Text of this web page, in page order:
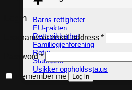
Barns rettigheter
EU-pakten
Rettssikkerhet
Familiegjenforening
Retur
Statsløse
Usikker oppholdsstatus
Login
Username or email address *Required
Password*Required
Remember me Log in